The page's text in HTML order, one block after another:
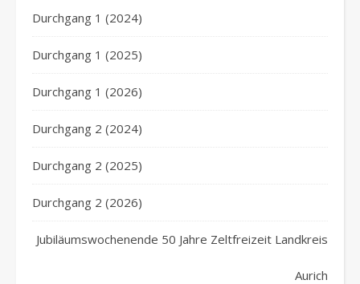
Durchgang 1 (2024)
Durchgang 1 (2025)
Durchgang 1 (2026)
Durchgang 2 (2024)
Durchgang 2 (2025)
Durchgang 2 (2026)
Jubiläumswochenende 50 Jahre Zeltfreizeit Landkreis
Aurich